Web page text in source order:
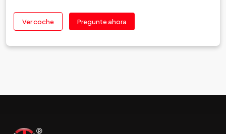
Ver coche Pregunte ahora